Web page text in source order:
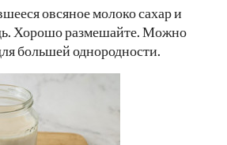
овсяное молоко сахар и
Хорошо размешайте. Можно
большей однородности.